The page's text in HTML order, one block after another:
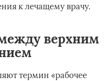
к лечащему врачу.
верхним
термин «рабочее